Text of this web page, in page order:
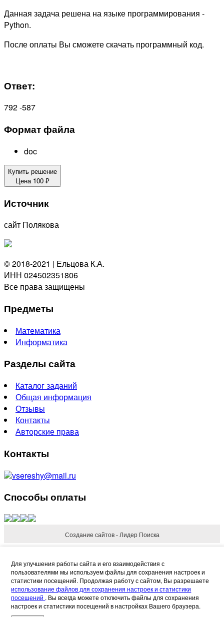
Данная задача решена на языке программирования -
Python.
После оплаты Вы сможете скачать программный код.
Ответ:
792 -587
Формат файла
doc
Купить решение
Цена 100 ₽
Источник
сайт Полякова
© 2018-2021 | Ельцова К.А.
ИНН 024502351806
Все права защищены
Предметы
Математика
Информатика
Разделы сайта
Каталог заданий
Общая информация
Отзывы
Контакты
Авторские права
Контакты
vsereshy@mail.ru
Способы оплаты
Создание сайтов - Лидер Поиска
Refund Reason
Request Refund
Для улучшения работы сайта и его взаимодействия с
пользователями мы используем файлы для сохранения настроек и
статистики посещений. Продолжая работу с сайтом, Вы разрешаете
использование файлов для сохранения настроек и статистики
посещений . Вы всегда можете отключить файлы для сохранения
настроек и статистики посещений в настройках Вашего браузера.